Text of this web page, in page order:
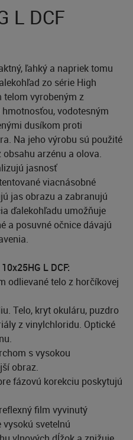
L DCF
ľahký a napriek tomu
zo série High
telom vyrobeným z
vodotesným
dusíkom proti
Na jeho výrobu sú použité
arzénu a olova.
jasnosť
viacnásobné
jas obrazu a zabranujú
ďalekohľadu umožňuje
a posuvné očnice dávajú
L DCF:
odlievané telo z horčíkovej
Telo, kryt okuláru, puzdro
z vinylchloridu. Optické
s vysokou
obraz.
fázovú korekciu poskytujú
film vyvinutý
svetelnú